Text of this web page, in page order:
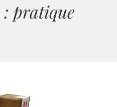
pratique